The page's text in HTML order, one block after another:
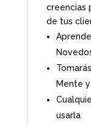
creencias
de tus
Mente
usarla